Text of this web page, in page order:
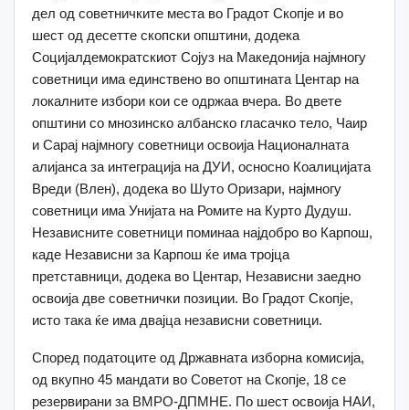
дел од советничките места во Градот Скопје и во
шест од десетте скопски општини, додека
Социјалдемократскиот Сојуз на Македонија најмногу
советници има единствено во општината Центар на
локалните избори кои се одржаа вчера. Во двете
општини со мнозинско албанско гласачко тело, Чаир
и Сарај најмногу советници освоија Националната
алијанса за интеграција на ДУИ, осносно Коалицијата
Вреди (Влен), додека во Шуто Оризари, најмногу
советници има Унијата на Ромите на Курто Дудуш.
Независните советници поминаа најдобро во Карпош,
каде Независни за Карпош ќе има тројца
претставници, додека во Центар, Независни заедно
освоија две советнички позиции. Во Градот Скопје,
исто така ќе има двајца независни советници.
Според податоците од Државната изборна комисија,
од вкупно 45 мандати во Советот на Скопје, 18 се
резервирани за ВМРО-ДПМНЕ. По шест освоија НАИ,